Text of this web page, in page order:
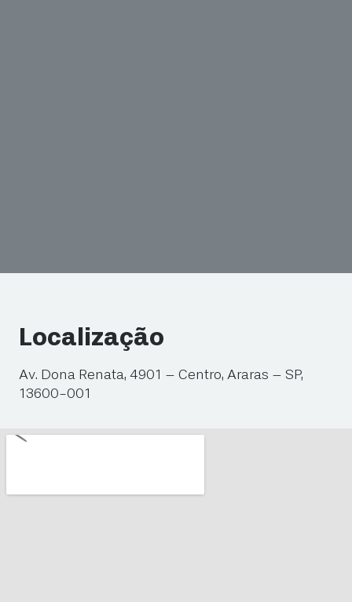
Localização
Av. Dona Renata, 4901 – Centro, Araras – SP,
13600-001